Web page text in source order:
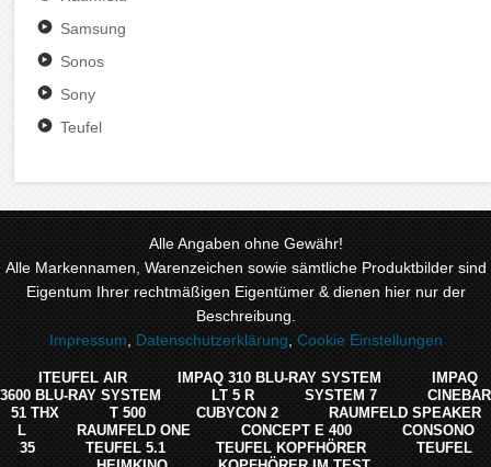
Samsung
Sonos
Sony
Teufel
Alle Angaben ohne Gewähr!
Alle Markennamen, Warenzeichen sowie sämtliche Produktbilder sind
Eigentum Ihrer rechtmäßigen Eigentümer & dienen hier nur der
Beschreibung.
Impressum
Datenschutzerklärung Cookie Einstellungen
ITEUFEL AIR IMPAQ 310 BLU-RAY SYSTEM
IMPAQ
3600 BLU-RAY SYSTEM
LT 5 R SYSTEM 7
CINEBAR
51 THX
T 500 CUBYCON 2
RAUMFELD SPEAKER
L
RAUMFELD ONE CONCEPT E 400
CONSONO
35
TEUFEL 5.1 TEUFEL KOPFHÖRER
TEUFEL